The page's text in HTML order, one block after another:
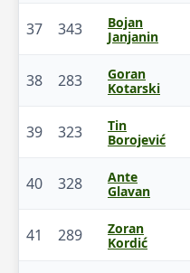
37 343
Bojan
Janjanin
38 283
Goran
Kotarski
39 323
Tin
Borojević
40 328
Ante
Glavan
41 289
Zoran
Kordić